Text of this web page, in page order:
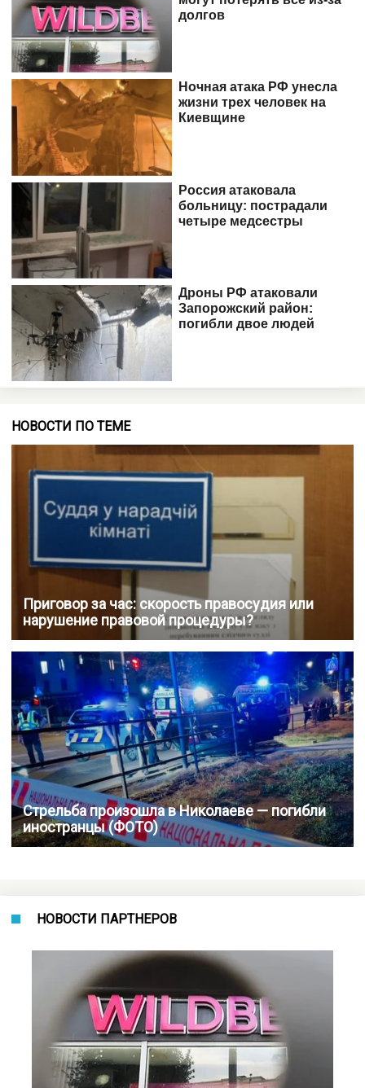
НОВОСТИ ПО ТЕМЕ
Приговор за час: скорость правосудия или
нарушение правовой процедуры?
Стрельба произошла в Николаеве — погибли
иностранцы (ФОТО)
НОВОСТИ ПАРТНЕРОВ